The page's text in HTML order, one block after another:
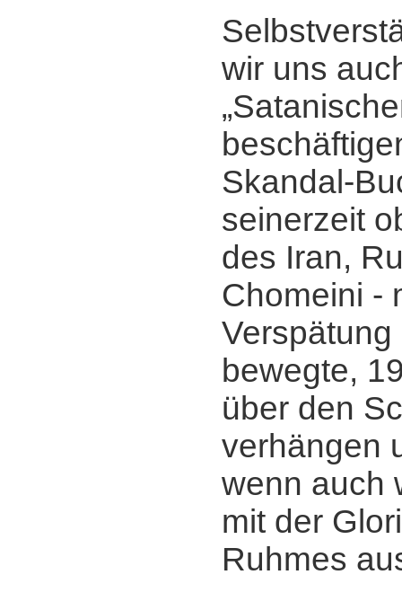
wir uns
Skandal-
seinerzeit
des Iran,
Chomeini -
bewegte,
über den
verhängen
wenn auch
mit der
Ruhmes